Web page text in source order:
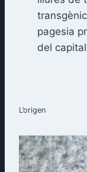
pagesia
del
L’origen